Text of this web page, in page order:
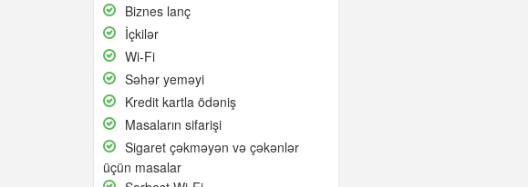
Biznes
lanç
Biznes lanç
İçkilər
İçkilər
Wi-
Fi
Wi-Fi
Səhər
yeməyi
Səhər yeməyi
Kredit
kartla
ödəniş
Kredit kartla ödəniş
Masaların
sifarişi
Masaların sifarişi
Sigaret
çəkməyən
Sigaret çəkməyən və çəkənlər
üçün masalar